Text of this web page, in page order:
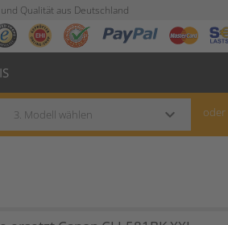
Qualität aus Deutschland
keyboard_arrow_down oder